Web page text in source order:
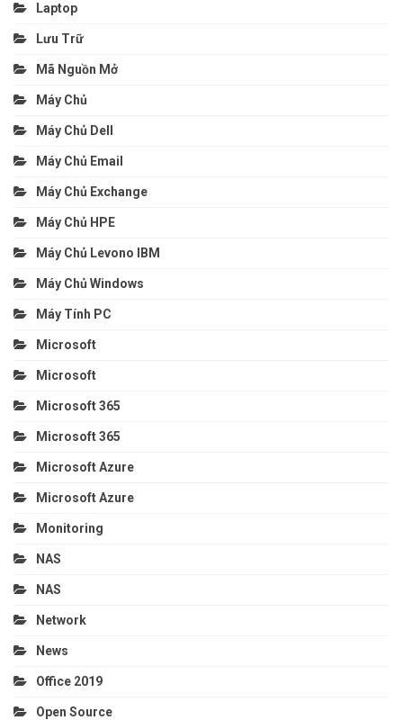
Laptop
Lưu Trữ
Mã Nguồn Mở
Máy Chủ
Máy Chủ Dell
Máy Chủ Email
Máy Chủ Exchange
Máy Chủ HPE
Máy Chủ Levono IBM
Máy Chủ Windows
Máy Tính PC
Microsoft
Microsoft
Microsoft 365
Microsoft 365
Microsoft Azure
Microsoft Azure
Monitoring
NAS
NAS
Network
News
Office 2019
Open Source